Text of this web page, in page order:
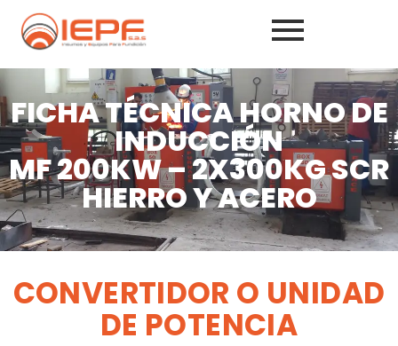
FICHA TÉCNICA HORNO DE
INDUCCIÓN
MF 200KW – 2X300KG SCR
HIERRO Y ACERO
CONVERTIDOR O UNIDAD
DE POTENCIA